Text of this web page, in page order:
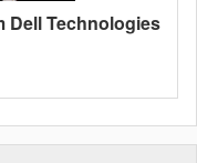
Dell Technologies